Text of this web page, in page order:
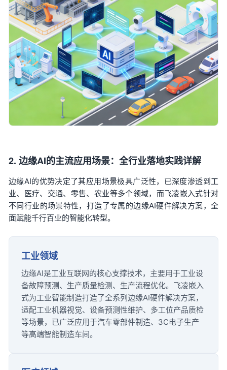
2. 边缘AI的主流应用场景：全行业落地实践详解
边缘AI的优势决定了其应用场景极具广泛性，已深度渗透到工
业、医疗、交通、零售、农业等多个领域，而飞凌嵌入式针对
不同行业的场景特性，打造了专属的边缘AI硬件解决方案，全
面赋能千行百业的智能化转型。
工业领域
边缘AI是工业互联网的核心支撑技术，主要用于工业设
备故障预测、生产质量检测、生产流程优化。飞凌嵌入
式为工业智能制造打造了全系列边缘AI硬件解决方案，
适配工业机器视觉、设备预测性维护、多工位产品质检
等场景，已广泛应用于汽车零部件制造、3C电子生产
等高端智能制造车间。